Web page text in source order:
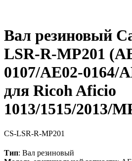
Вал резиновый
LSR-R-MP201
0107/AE02-0164/
для Ricoh Aficio
1013/1515/2013/
CS-LSR-R-MP201
Тип: Вал резиновый